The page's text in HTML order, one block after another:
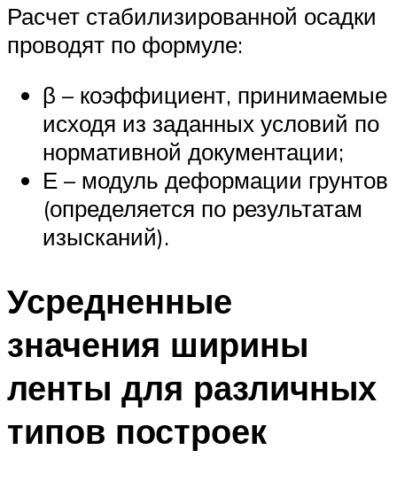
Расчет стабилизированной осадки
проводят по формуле:
β – коэффициент, принимаемые
исходя из заданных условий по
нормативной документации;
Е – модуль деформации грунтов
(определяется по результатам
изысканий).
Усредненные
значения ширины
ленты для различных
типов построек